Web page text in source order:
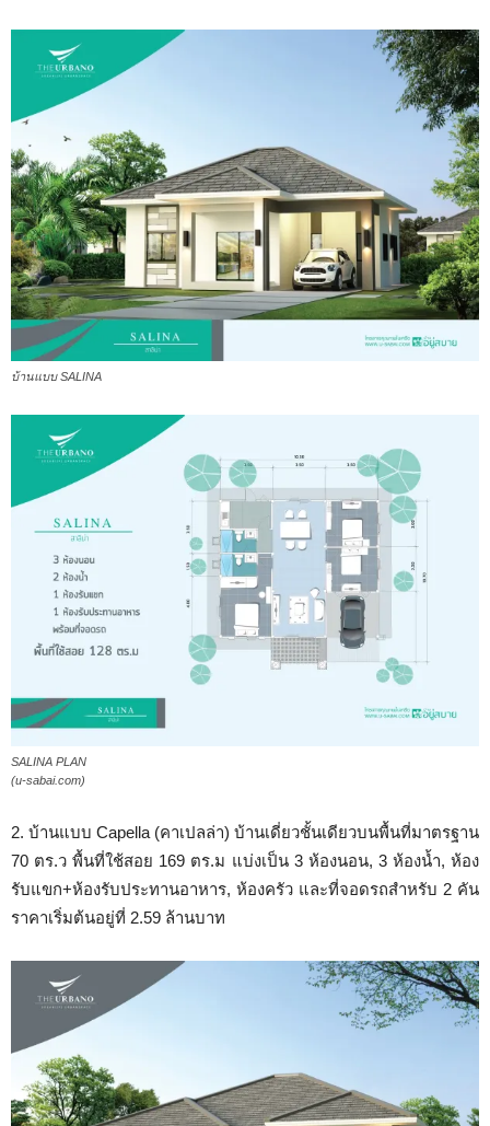
บ้านแบบ SALINA
SALINA PLAN
(u-sabai.com)
2. บ้านแบบ Capella (คาเปลล่า) บ้านเดี่ยวชั้นเดียวบนพื้นที่มาตรฐาน
70 ตร.ว พื้นที่ใช้สอย 169 ตร.ม แบ่งเป็น 3 ห้องนอน, 3 ห้องน้ำ, ห้อง
รับแขก+ห้องรับประทานอาหาร, ห้องครัว และที่จอดรถสำหรับ 2 คัน
ราคาเริ่มต้นอยู่ที่ 2.59 ล้านบาท